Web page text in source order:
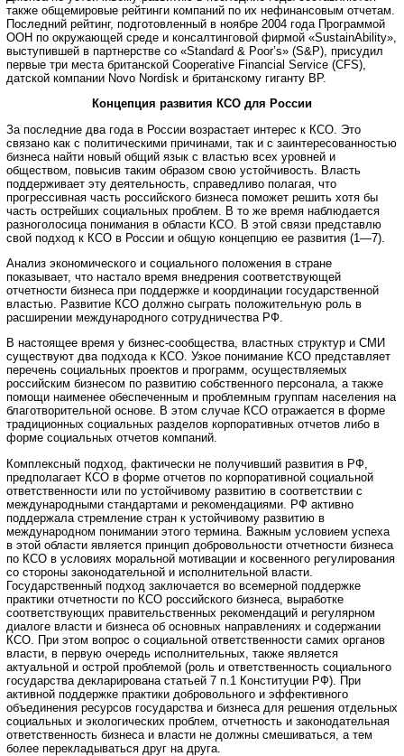
также общемировые рейтинги компаний по их нефинансовым отчетам.
Последний рейтинг, подготовленный в ноябре 2004 года Программой
ООН по окружающей среде и консалтинговой фирмой «SustainAbility»,
выступившей в партнерстве со «Standard & Poor’s» (S&P), присудил
первые три места британской Cooperative Financial Service (CFS),
датской компании Novo Nordisk и британскому гиганту BP.
Концепция развития КСО для России
За последние два года в России возрастает интерес к КСО. Это
связано как с политическими причинами, так и с заинтересованностью
бизнеса найти новый общий язык с властью всех уровней и
обществом, повысив таким образом свою устойчивость. Власть
поддерживает эту деятельность, справедливо полагая, что
прогрессивная часть российского бизнеса поможет решить хотя бы
часть острейших социальных проблем. В то же время наблюдается
разноголосица понимания в области КСО. В этой связи представлю
свой подход к КСО в России и общую концепцию ее развития (1—7).
Анализ экономического и социального положения в стране
показывает, что настало время внедрения соответствующей
отчетности бизнеса при поддержке и координации государственной
властью. Развитие КСО должно сыграть положительную роль в
расширении международного сотрудничества РФ.
В настоящее время у бизнес-сообщества, властных структур и СМИ
существуют два подхода к КСО. Узкое понимание КСО представляет
перечень социальных проектов и программ, осуществляемых
российским бизнесом по развитию собственного персонала, а также
помощи наименее обеспеченным и проблемным группам населения на
благотворительной основе. В этом случае КСО отражается в форме
традиционных социальных разделов корпоративных отчетов либо в
форме социальных отчетов компаний.
Комплексный подход, фактически не получивший развития в РФ,
предполагает КСО в форме отчетов по корпоративной социальной
ответственности или по устойчивому развитию в соответствии с
международными стандартами и рекомендациями. РФ активно
поддержала стремление стран к устойчивому развитию в
международном понимании этого термина. Важным условием успеха
в этой области является принцип добровольности отчетности бизнеса
по КСО в условиях моральной мотивации и косвенного регулирования
со стороны законодательной и исполнительной власти.
Государственный подход заключается во всемерной поддержке
практики отчетности по КСО российского бизнеса, выработке
соответствующих правительственных рекомендаций и регулярном
диалоге власти и бизнеса об основных направлениях и содержании
КСО. При этом вопрос о социальной ответственности самих органов
власти, в первую очередь исполнительных, также является
актуальной и острой проблемой (роль и ответственность социального
государства декларирована статьей 7 п.1 Конституции РФ). При
активной поддержке практики добровольного и эффективного
объединения ресурсов государства и бизнеса для решения отдельных
социальных и экологических проблем, отчетность и законодательная
ответственность бизнеса и власти не должны смешиваться, а тем
более перекладываться друг на друга.